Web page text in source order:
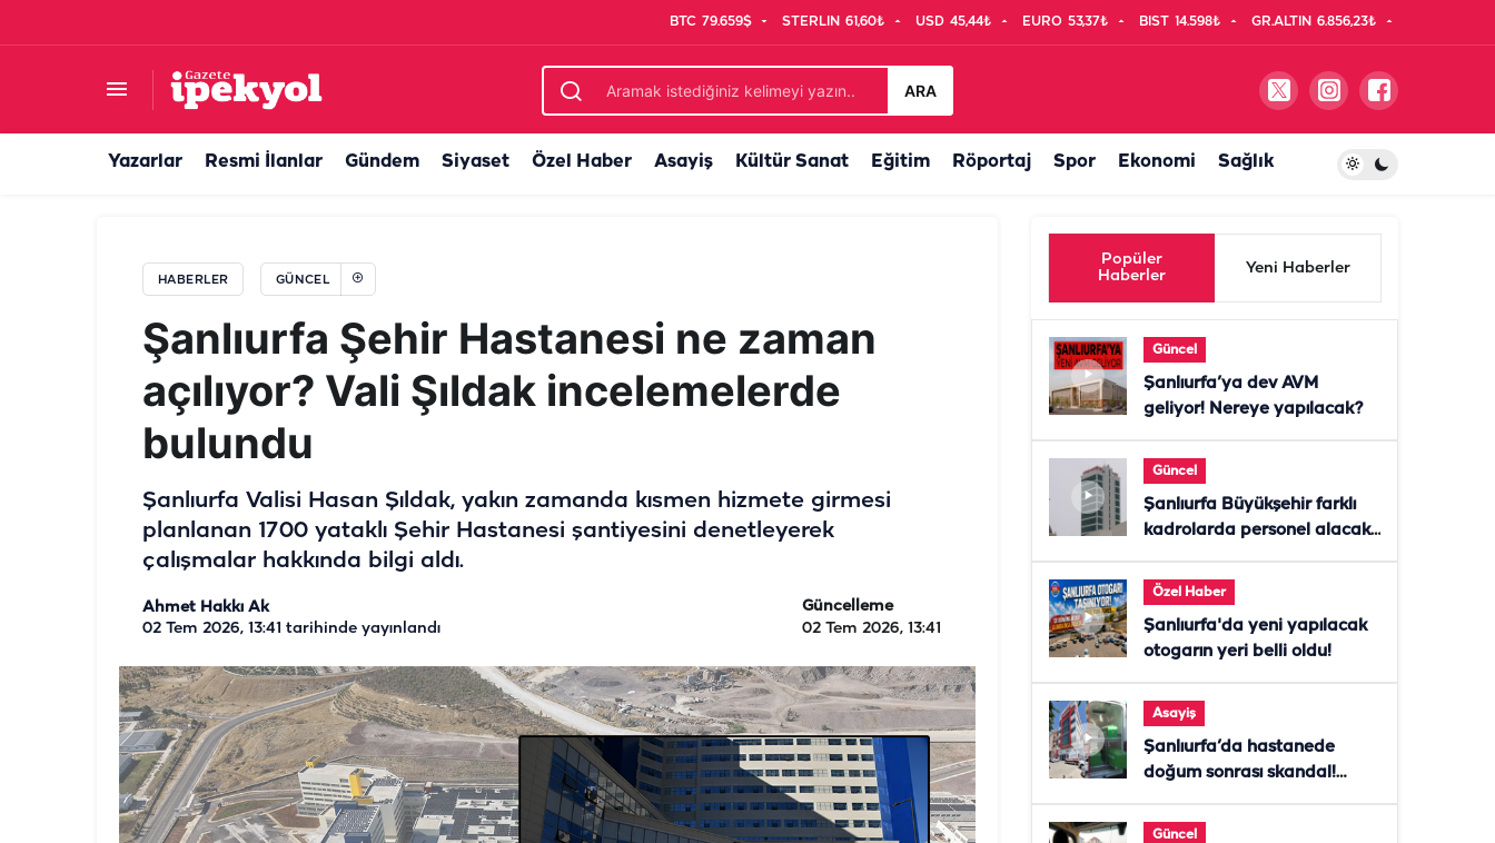
BTC 79.659$ STERLIN 61,60₺ USD 45,44₺ EURO 53,37₺ BIST 14.598₺ GR.ALTIN 6.856,23₺
ARA
Yazarlar Resmi İlanlar Gündem Siyaset Özel Haber Asayiş Kültür Sanat Eğitim Röportaj Spor Ekonomi Sağlık
HABERLER GÜNCEL
Şanlıurfa Şehir Hastanesi ne zaman
açılıyor? Vali Şıldak incelemelerde
bulundu
Şanlıurfa Valisi Hasan Şıldak, yakın zamanda kısmen hizmete girmesi
planlanan 1700 yataklı Şehir Hastanesi şantiyesini denetleyerek
çalışmalar hakkında bilgi aldı.
Ahmet Hakkı Ak
02 Tem 2026, 13:41 tarihinde yayınlandı
Güncelleme
02 Tem 2026, 13:41
Popüler
Haberler
Yeni Haberler
Güncel
Şanlıurfa’ya dev AVM
geliyor! Nereye yapılacak?
Güncel
Şanlıurfa Büyükşehir farklı
kadrolarda personel alacak!
Özel Haber
Şanlıurfa'da yeni yapılacak
otogarın yeri belli oldu!
Asayiş
Şanlıurfa’da hastanede
doğum sonrası skandal!
Güncel